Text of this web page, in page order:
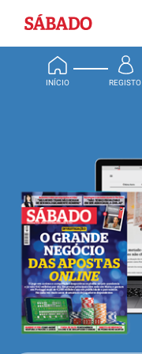
Sábado
INÍCIO REGISTO